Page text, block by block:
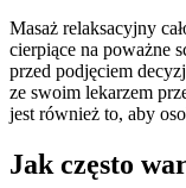
Masaż relaksacyjny
cierpiące na poważne
przed podjęciem
ze swoim lekarzem
jest również to, aby
Jak często